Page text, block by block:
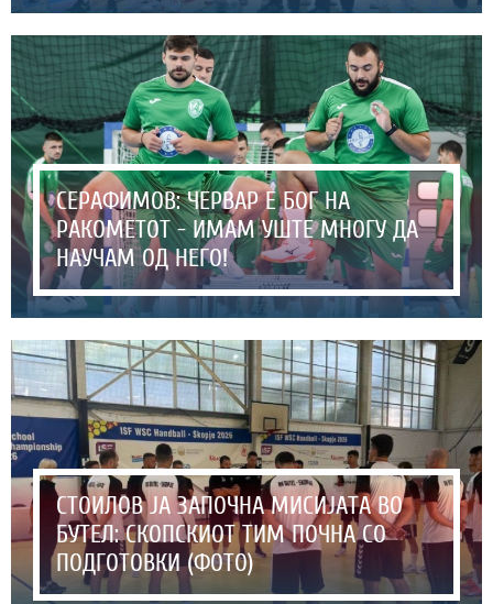
СЕРАФИМОВ: ЧЕРВАР Е БОГ НА
РАКОМЕТОТ - ИМАМ УШТЕ МНОГУ ДА
НАУЧАМ ОД НЕГО!
СТОИЛОВ ЈА ЗАПОЧНА МИСИЈАТА ВО
БУТЕЛ: СКОПСКИОТ ТИМ ПОЧНА СО
ПОДГОТОВКИ (ФОТО)